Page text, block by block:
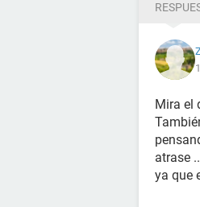
Mira el
atrase
ya que